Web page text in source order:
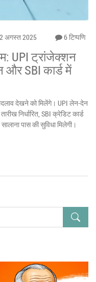
2 अगस्त 2025 6 टिप्पणि
UPI ट्रांजेक्शन
और SBI कार्ड में
देखने को मिलेंगे। UPI लेन-देन
निर्धारित, SBI क्रेडिट कार्ड
पास की सुविधा मिलेगी।